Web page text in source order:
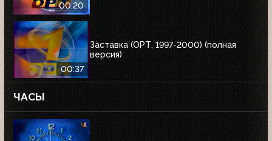
00:20
00:37
Заставка (ОРТ, 1997-2000) (полная
версия)
ЧАСЫ